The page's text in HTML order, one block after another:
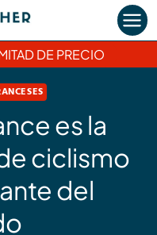
DE PRECIO
es la
ciclismo
del